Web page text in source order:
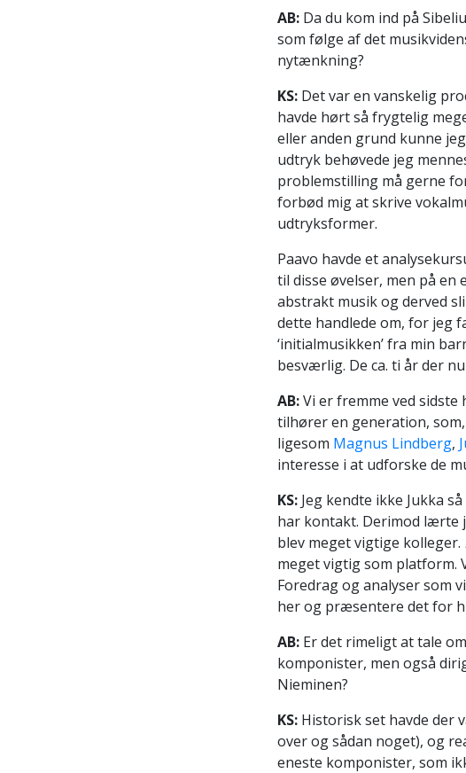
AB: Da du kom ind på
som følge af det
nytænkning?
KS: Det var en vanskelig
havde hørt så frygtelig
eller anden grund kunne
udtryk behøvede jeg
problemstilling må gerne
forbød mig at skrive
udtryksformer.
Paavo havde et
til disse øvelser, men på en
abstrakt musik og derved
dette handlede om, for jeg
‘initialmusikken’ fra min
besværlig. De ca. ti år der
AB:Vi er fremme ved sidste
tilhører en generation,
ligesom Magnus Lindberg,
interesse i at udforske de
KS: Jeg kendte ikke Jukka
har kontakt. Derimod lærte
blev meget vigtige kolleger.
meget vigtig som platform.
Foredrag og analyser som
her og præsentere det for
AB: Er det rimeligt at tale
komponister, men også
Nieminen?
KS: Historisk set havde der
over og sådan noget), og
eneste komponister, som